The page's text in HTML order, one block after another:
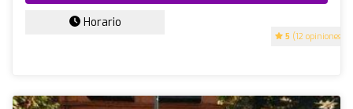
5 (12 opiniones)
Horario